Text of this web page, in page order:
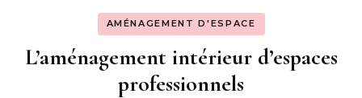
AMÉNAGEMENT D'ESPACE
L’aménagement intérieur d’espaces
professionnels